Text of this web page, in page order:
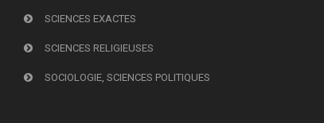
SCIENCES EXACTES
SCIENCES RELIGIEUSES
SOCIOLOGIE, SCIENCES POLITIQUES